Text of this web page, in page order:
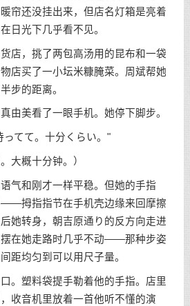
帘还没挂出来，但店名灯箱是亮着
日光下几乎看不见。
，挑了两包高汤用的昆布和一袋
店买了一小坛米糠腌菜。周斌帮她
步的距离。
美看了一眼手机。她停下脚步。
てて。十分くらい。"
概十分钟。）
和刚才一样平稳。但她的手指
拇指指节在手机壳边缘来回摩擦
她转身，朝吉原通り的反方向走进
摆在她走路时几乎不动——那种步姿
距均匀到可以用尺子量。
塑料袋提手勒着他的手指。店里
收音机里放着一首他听不懂的演